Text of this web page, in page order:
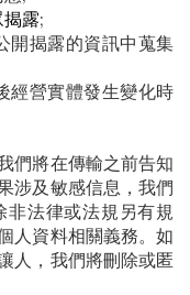
揭露;
開揭露的資訊中蒐集
經營實體發生變化時
們將在傳輸之前告知
涉及敏感信息，我們
非法律或法規另有規
人資料相關義務。如
人，我們將刪除或匿